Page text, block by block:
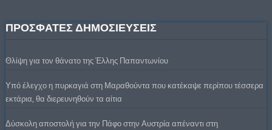
ΠΡΟΣΦΑΤΕΣ ΔΗΜΟΣΙΕΥΣΕΙΣ
Θλίψη για τον θάνατο της Έλλης Παπαντωνίου
Υπό έλεγχο η πυρκαγιά στη Μαραθούντα που κατέκαψε περίπου τέσσερα
εκτάρια, θα διερευνηθούν τα αίτια
Δύσκολη αποστολή για την Πάφο στην Αυστρία απέναντι στη